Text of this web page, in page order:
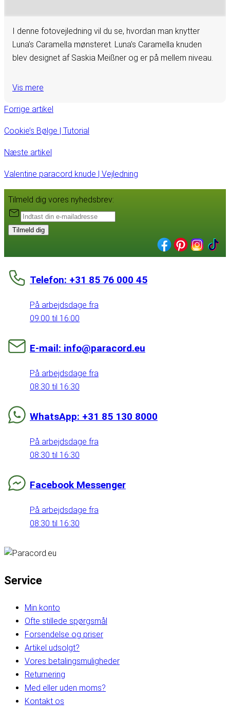
I denne fotovejledning vil du se, hvordan man knytter
Luna’s Caramella mønsteret. Luna’s Caramella knuden
blev designet af Saskia Meißner og er på mellem niveau.
Vis mere
Forrige artikel
Cookie’s Bølge | Tutorial
Næste artikel
Valentine paracord knude | Vejledning
Tilmeld dig vores nyhedsbrev:
Tilmeld dig
Telefon: +31 85 76 000 45
På arbejdsdage fra
09:00 til 16:00
E-mail: info@paracord.eu
På arbejdsdage fra
08:30 til 16:30
WhatsApp: +31 85 130 8000
På arbejdsdage fra
08:30 til 16:30
Facebook Messenger
På arbejdsdage fra
08:30 til 16:30
Service
Min konto
Ofte stillede spørgsmål
Forsendelse og priser
Artikel udsolgt?
Vores betalingsmuligheder
Returnering
Med eller uden moms?
Kontakt os